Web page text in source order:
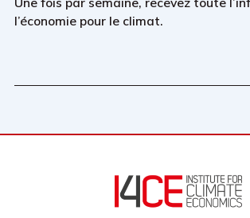
l’économie pour le climat.